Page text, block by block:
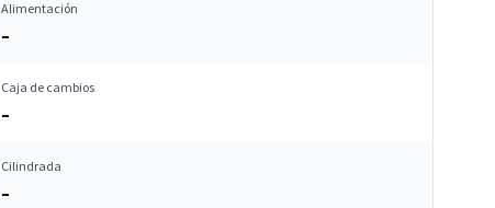
Alimentación
–
Caja de cambios
–
Cilindrada
–